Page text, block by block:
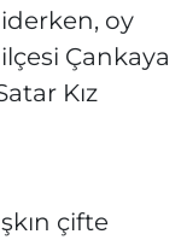
oy
Çankaya
Kız
çifte